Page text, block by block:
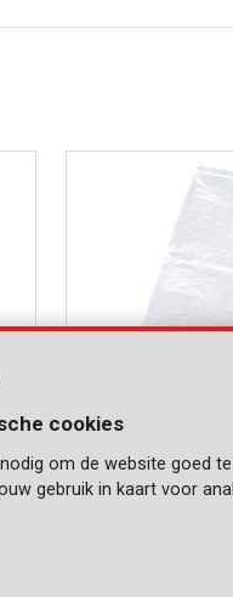
Beschermhoes
cookies
om de website goed
gebruik in kaart voor